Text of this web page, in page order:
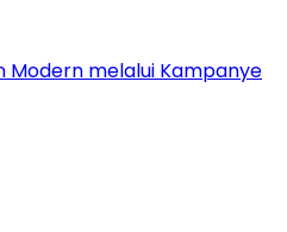
Modern melalui Kampanye